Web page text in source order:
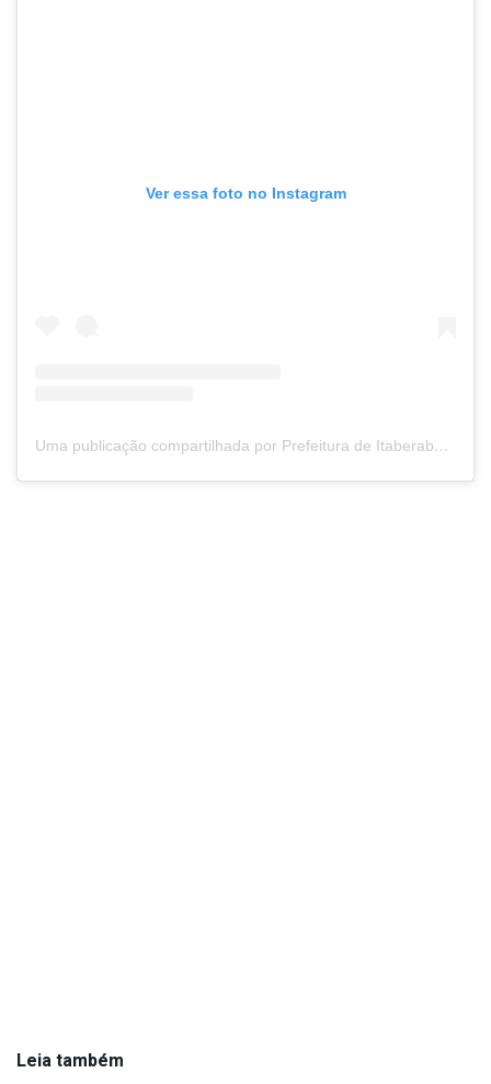
Ver essa foto no Instagram
Uma publicação compartilhada por Prefeitura de Itaberaba (@prefeituradeitaberaba)
Leia também